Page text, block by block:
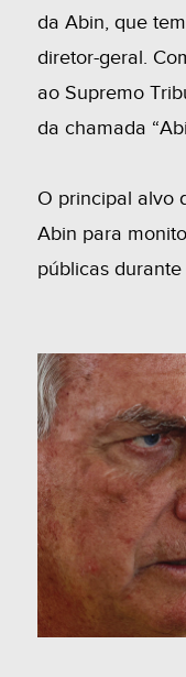
da Abin, que
diretor-geral.
ao Supremo
da chamada
O principal alvo
Abin para
públicas